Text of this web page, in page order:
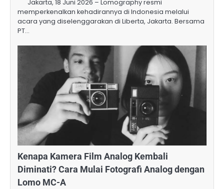
Jakarta, 18 Juni 2026 – Lomography resmi
memperkenalkan kehadirannya di Indonesia melalui
acara yang diselenggarakan di Liberta, Jakarta. Bersama
PT…
Kenapa Kamera Film Analog Kembali
Diminati? Cara Mulai Fotografi Analog dengan
Lomo MC-A